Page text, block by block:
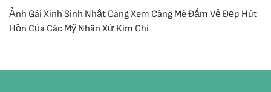
Ảnh Gái Xinh Sinh Nhật Càng Xem Càng Mê Đắm Vẻ Đẹp Hút
Hồn Của Các Mỹ Nhân Xứ Kim Chi